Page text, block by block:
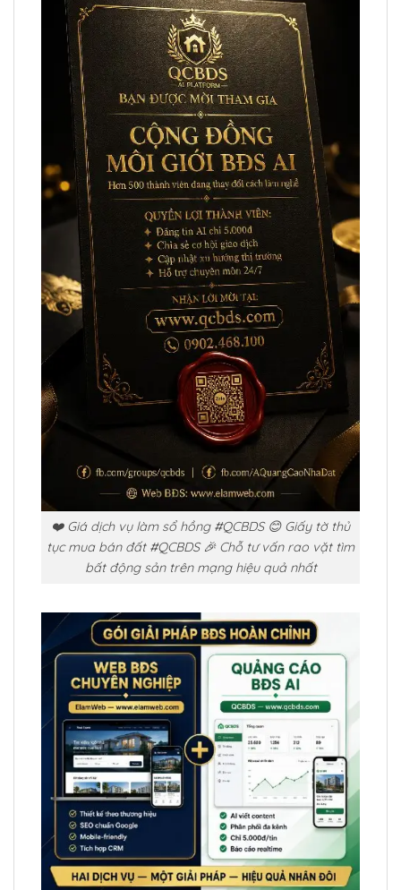
❤️ Giá dịch vụ làm sổ hồng #QCBDS 😊 Giấy tờ thủ
tục mua bán đất #QCBDS 🎉 Chỗ tư vấn rao vặt tìm
bất động sản trên mạng hiệu quả nhất